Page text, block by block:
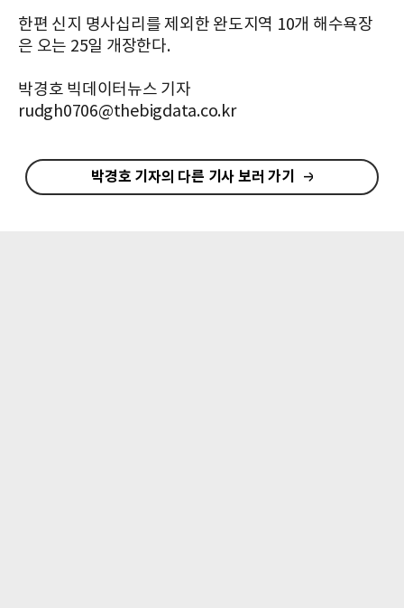
한편 신지 명사십리를 제외한 완도지역 10개 해수욕장
은 오는 25일 개장한다.
박경호 빅데이터뉴스 기자
rudgh0706@thebigdata.co.kr
박경호 기자의 다른 기사 보러 가기